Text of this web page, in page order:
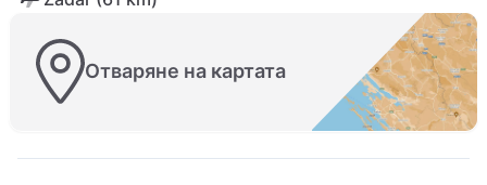
Отваряне на картата